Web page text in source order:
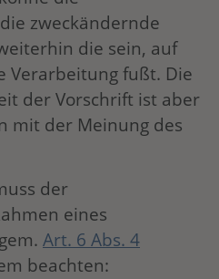
zweckändernde
die sein, auf
Verarbeitung fußt. Die
der Vorschrift ist aber
mit der Meinung des
der
eines
Art. 6 Abs. 4
beachten: